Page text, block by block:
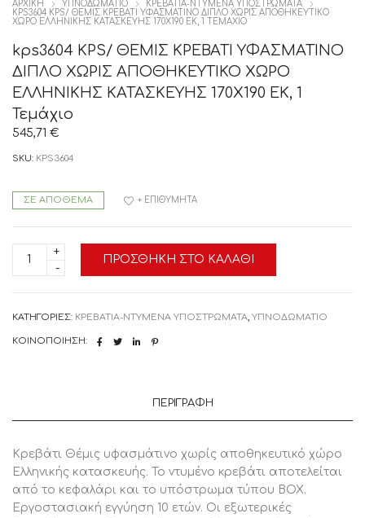
ΑΡΧΙΚΉ ΥΠΝΟΔΩΜΑΤΙΟ
ΚΡΕΒΑΤΙΑ-ΝΤΥΜΕΝΑ ΥΠΟΣΤΡΩΜΑΤΑ
KPS3604 KPS/ ΘΕΜΙΣ ΚΡΕΒΑΤΙ ΥΦΑΣΜΑΤΙΝΟ ΔΙΠΛΟ ΧΩΡΙΣ ΑΠΟΘΗΚΕΥΤΙΚΟ
ΧΩΡΟ ΕΛΛΗΝΙΚΗΣ ΚΑΤΑΣΚΕΥΗΣ 170Χ190 ΕΚ, 1 ΤΕΜΆΧΙΟ
kps3604 KPS/ ΘΕΜΙΣ ΚΡΕΒΑΤΙ ΥΦΑΣΜΑΤΙΝΟ
ΔΙΠΛΟ ΧΩΡΙΣ ΑΠΟΘΗΚΕΥΤΙΚΟ ΧΩΡΟ
ΕΛΛΗΝΙΚΗΣ ΚΑΤΑΣΚΕΥΗΣ 170Χ190 ΕΚ, 1
Τεμάχιο
545,71 €
SKU: KPS3604
ΣΕ ΑΠΌΘΕΜΑ
kps3604
KPS/
ΧΩΡΙΣ
ΧΩΡΟ
Τεμάχιο
ΠΡΟΣΘΉΚΗ ΣΤΟ ΚΑΛΆΘΙ
+ ΕΠΙΘΥΜΗΤΆ
ΚΑΤΗΓΟΡΊΕΣ: ΚΡΕΒΑΤΙΑ-ΝΤΥΜΕΝΑ ΥΠΟΣΤΡΩΜΑΤΑ, ΥΠΝΟΔΩΜΑΤΙΟ
ΚΟΙΝΟΠΟΊΗΣΗ:
ΠΕΡΙΓΡΑΦΉ
Κρεβάτι Θέμις υφασμάτινο χωρίς αποθηκευτικό χώρο
Ελληνικής κατασκευής. Το ντυμένο κρεβάτι αποτελείται
από το κεφαλάρι και το υπόστρωμα τύπου ΒΟΧ.
Εργοστασιακή εγγύηση 10 ετών. Οι εξωτερικές